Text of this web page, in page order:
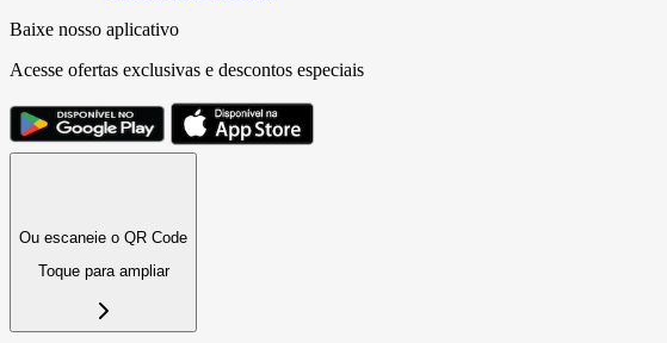
Baixe nosso aplicativo
Acesse ofertas exclusivas e descontos especiais
Ou escaneie o QR Code
Toque para ampliar